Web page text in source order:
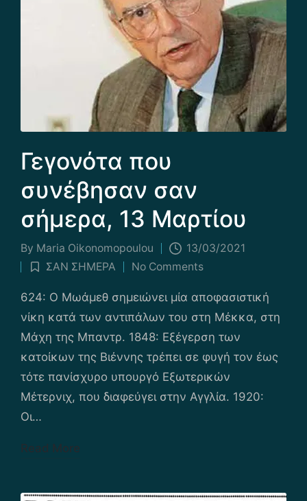
Γεγονότα που
συνέβησαν σαν
σήμερα, 13 Μαρτίου
Posted
by
By Maria Οikonomopoulou 13/03/2021
Posted
in
ΣΑΝ ΣΗΜΕΡΑ No Comments
624: Ο Μωάμεθ σημειώνει μία αποφασιστική
νίκη κατά των αντιπάλων του στη Μέκκα, στη
Μάχη της Μπαντρ. 1848: Εξέγερση των
κατοίκων της Βιέννης τρέπει σε φυγή τον έως
τότε πανίσχυρο υπουργό Εξωτερικών
Μέτερνιχ, που διαφεύγει στην Αγγλία. 1920:
Οι…
Read More